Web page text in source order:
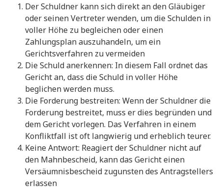
Der Schuldner kann sich direkt an den Gläubiger
oder seinen Vertreter wenden, um die Schulden in
voller Höhe zu begleichen oder einen
Zahlungsplan auszuhandeln, um ein
Gerichtsverfahren zu vermeiden
Die Schuld anerkennen: In diesem Fall ordnet das
Gericht an, dass die Schuld in voller Höhe
beglichen werden muss.
Die Forderung bestreiten: Wenn der Schuldner die
Forderung bestreitet, muss er dies begründen und
dem Gericht vorlegen. Das Verfahren in einem
Konfliktfall ist oft langwierig und erheblich teurer.
Keine Antwort: Reagiert der Schuldner nicht auf
den Mahnbescheid, kann das Gericht einen
Versäumnisbescheid zugunsten des Antragstellers
erlassen